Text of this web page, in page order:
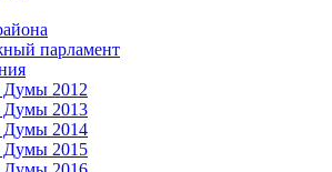
парламент
Думы 2012
Думы 2013
Думы 2014
Думы 2015